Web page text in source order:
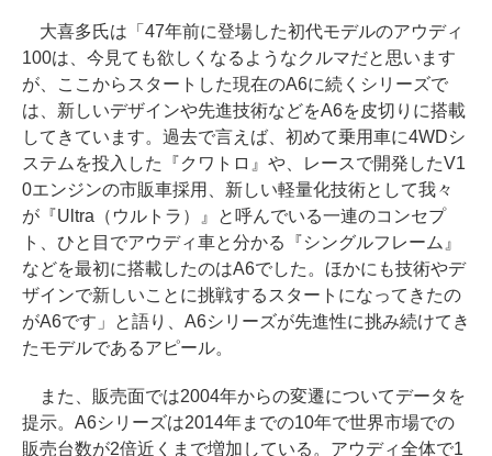
大喜多氏は「47年前に登場した初代モデルのアウディ
100は、今見ても欲しくなるようなクルマだと思います
が、ここからスタートした現在のA6に続くシリーズで
は、新しいデザインや先進技術などをA6を皮切りに搭載
してきています。過去で言えば、初めて乗用車に4WDシ
ステムを投入した『クワトロ』や、レースで開発したV1
0エンジンの市販車採用、新しい軽量化技術として我々
が『Ultra（ウルトラ）』と呼んでいる一連のコンセプ
ト、ひと目でアウディ車と分かる『シングルフレーム』
などを最初に搭載したのはA6でした。ほかにも技術やデ
ザインで新しいことに挑戦するスタートになってきたの
がA6です」と語り、A6シリーズが先進性に挑み続けてき
たモデルであるアピール。
また、販売面では2004年からの変遷についてデータを
提示。A6シリーズは2014年までの10年で世界市場での
販売台数が2倍近くまで増加している。アウディ全体で1